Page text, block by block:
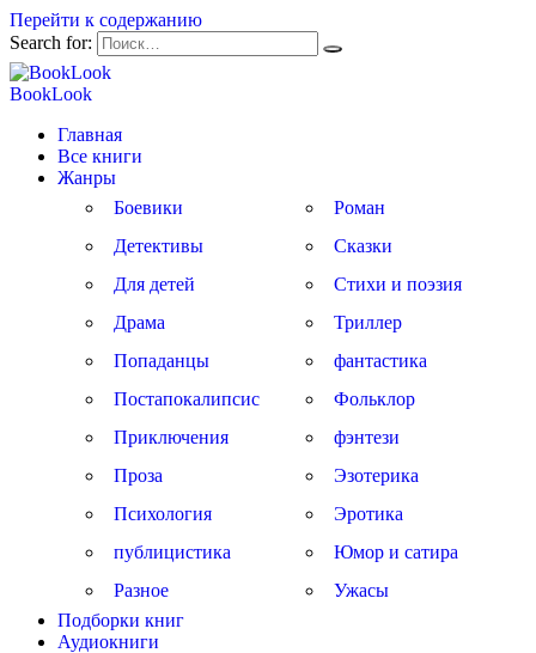
Перейти к содержанию
Search for:
BookLook
Главная
Все книги
Жанры
Боевики
Детективы
Для детей
Драма
Попаданцы
Постапокалипсис
Приключения
Проза
Психология
публицистика
Разное
Роман
Сказки
Стихи и поэзия
Триллер
фантастика
Фольклор
фэнтези
Эзотерика
Эротика
Юмор и сатира
Ужасы
Подборки книг
Аудиокниги